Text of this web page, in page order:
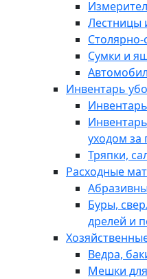
Лестницы
Сумки и
Инвентарь
уходом за
Тряпки,
Расходные
Буры,
дрелей и
Ведра,
Мешки